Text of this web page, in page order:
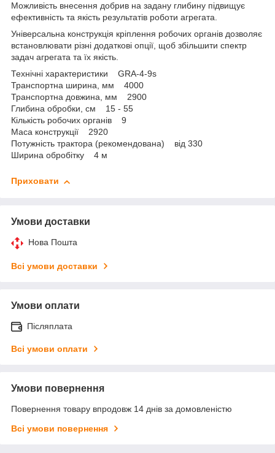
Можливість внесення добрив на задану глибину підвищує
ефективність та якість результатів роботи агрегата.
Універсальна конструкція кріплення робочих органів дозволяє
встановлювати різні додаткові опції, щоб збільшити спектр
задач агрегата та їх якість.
Технічні характеристики GRA-4-9s
Транспортна ширина, мм 4000
Транспортна довжина, мм 2900
Глибина обробки, см 15 - 55
Кількість робочих органів 9
Маса конструкції 2920
Потужність трактора (рекомендована) від 330
Ширина обробітку 4 м
Приховати
Умови доставки
Нова Пошта
Всі умови доставки
Умови оплати
Післяплата
Всі умови оплати
Умови повернення
Повернення товару впродовж 14 днів за домовленістю
Всі умови повернення